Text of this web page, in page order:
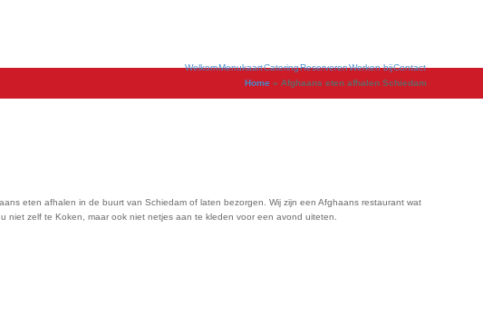
WelkomMenukaartCateringReserverenWerken bijContact
Home » Afghaans eten afhalen Schiedam
eten afhalen in de buurt van Schiedam of laten bezorgen. Wij zijn een Afghaans restaurant wat
zelf te Koken, maar ook niet netjes aan te kleden voor een avond uiteten.